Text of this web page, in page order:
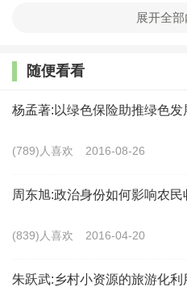
性岗位，如护林员之类的，
主流社会的距离，应是一种
建议人：宋圭武（甘肃
任、教授）
作者地址：甘肃省委党
中国乡村发现网转自：
展开全
随便看看
杨孟著:以绿色保险助推绿色发
(789)人喜欢 2016-08-26
周东旭:政治身份如何影响农民
(839)人喜欢 2016-04-20
朱跃武:乡村小资源的旅游化利